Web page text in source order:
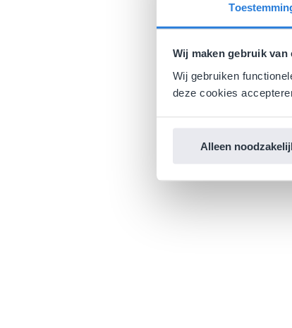
Wij maken gebruik van
Wij gebruiken
deze cookies
Alleen